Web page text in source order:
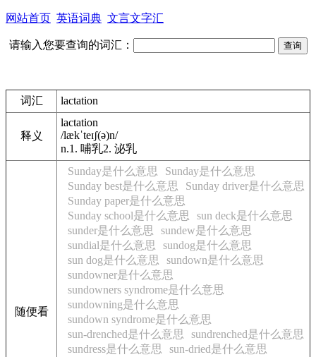
网站首页 英语词典 文言文字汇
请输入您要查询的词汇：
词汇 lactation
释义
lactation
/lækˈteɪʃ(ə)n/
n.1. 哺乳2. 泌乳
随便看
Sunday是什么意思
Sunday是什么意思
Sunday best是什么意思
Sunday driver是什么意思
Sunday paper是什么意思
Sunday school是什么意思
sun deck是什么意思
sunder是什么意思
sundew是什么意思
sundial是什么意思
sundog是什么意思
sun dog是什么意思
sundown是什么意思
sundowner是什么意思
sundowners syndrome是什么意思
sundowning是什么意思
sundown syndrome是什么意思
sun-drenched是什么意思
sundrenched是什么意思
sundress是什么意思
sun-dried是什么意思